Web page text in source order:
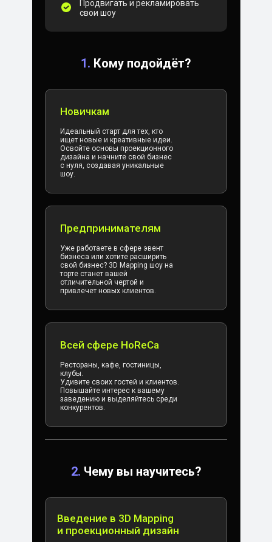
Продвигать и рекламировать
свои шоу
1. Кому подойдёт?
2. Чему вы научитесь?
Идеальный старт для тех, кто
ищет новые и креативные идеи.
Освойте основы проекционного
дизайна и начните свой бизнес
с нуля, создавая уникальные
шоу.
Новичкам
Уже работаете в сфере эвент
бизнеса или хотите расширить
свой бизнес? 3D Mapping шоу на
торте станет вашей
отличительной чертой и
привлечет новых клиентов.
Предпринимателям
Рестораны, кафе, гостиницы,
клубы.
Удивите своих гостей и клиентов.
Повышайте интерес к вашему
заведению и выделяйтесь среди
конкурентов.
Всей сфере HoReCa
Введение в 3D Mapping
и проекционный дизайн